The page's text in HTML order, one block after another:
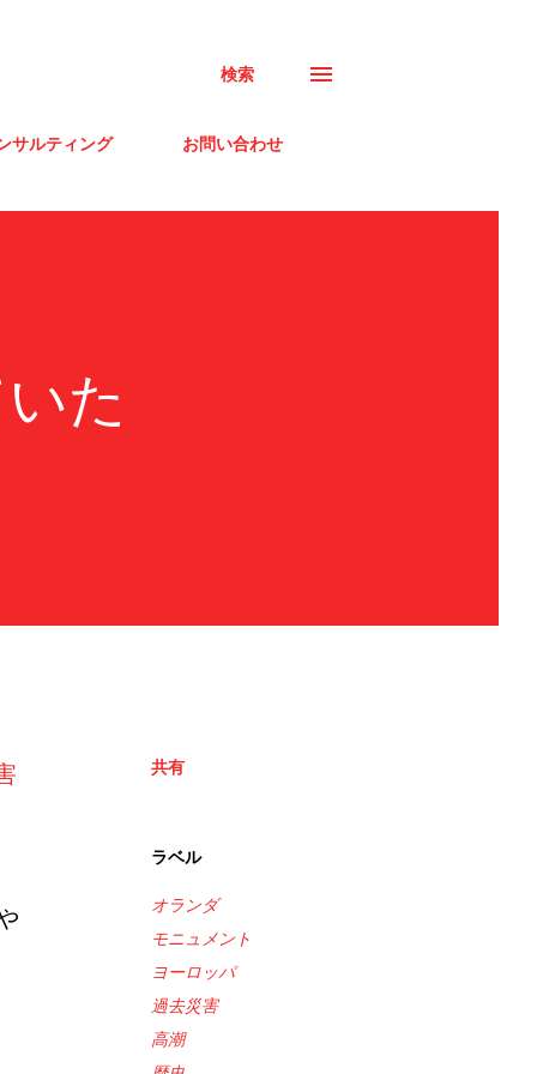
検索
サルティング お問い合わせ
た
共有
ラベル
オランダ
モニュメント
ヨーロッパ
過去災害
高潮